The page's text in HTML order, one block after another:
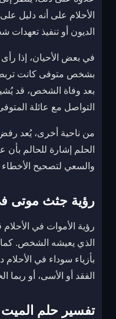
الأحلام على أنه دليل
الديون أو تنفيذ تعهدات
في بعض الأحيان، إذا رأى
بشخص متوفى كانت
بعد وفاة الشخص، قد
التواصل مع عائلة
من ناحية أخرى، يُعد
الحلم إشارة للحالم بأن
والسعي لتصحيح الأخطاء
رؤية جثث موتى
رؤية الأموات في
الذي يعيشه الشخص.
بأزياء سوداء في
الفقد أو الأسى، أو
تفسير حلم الميت